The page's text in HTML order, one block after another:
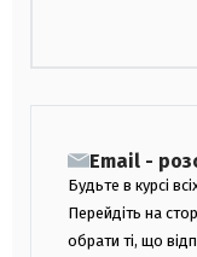
Email -
Будьте в курсі
Перейдіть на
обрати ті, що